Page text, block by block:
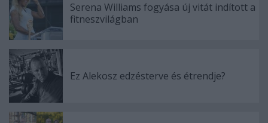
Serena Williams fogyása új vitát indított a
fitneszvilágban
Ez Alekosz edzésterve és étrendje?